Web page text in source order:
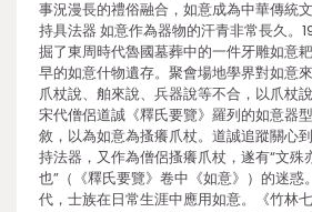
事況漫長的禮俗融合，如意成為中華傳統
持具法器 如意作為器物的汗青非常長久。
掘了東周時代魯國墓葬中的一件牙雕如意
早的如意什物遺存。聚會場地學界對如意
爪杖說、舶來說、兵器說等不合，以爪杖
宋代僧侶道誠《釋氏要覽》羅列的如意器
敘，以為如意為搔癢爪杖。道誠追蹤關心
持法器，又作為僧侶搔癢爪杖，遂有“文殊
也”（《釋氏要覽》卷中《如意》）的迷惑
代，士族在日常生涯中應用如意。《竹林